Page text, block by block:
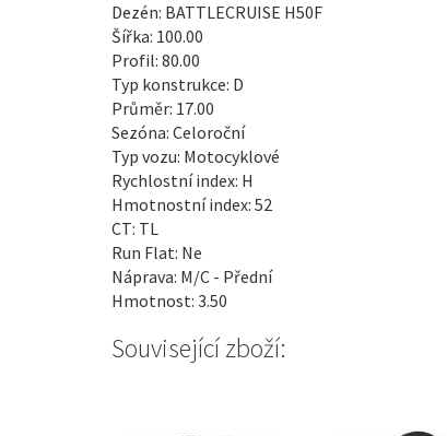
Dezén: BATTLECRUISE H50F
Šířka: 100.00
Profil: 80.00
Typ konstrukce: D
Průměr: 17.00
Sezóna: Celoroční
Typ vozu: Motocyklové
Rychlostní index: H
Hmotnostní index: 52
CT: TL
Run Flat: Ne
Náprava: M/C - Přední
Hmotnost: 3.50
Související zboží: